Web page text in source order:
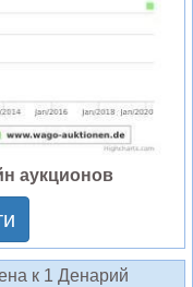
аукционов
к 1 Денарий